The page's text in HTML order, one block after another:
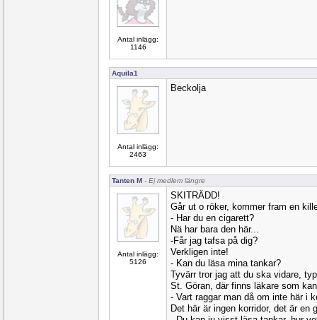
Antal inlägg:
1146
Aquila1
Antal inlägg:
2463
Beckolja
Tanten M - Ej medlem längre
Antal inlägg:
5126
SKITRÄDD!
Går ut o röker, kommer fram en
- Har du en cigarett?
Nä har bara den här...
-Får jag tafsa på dig?
Verkligen inte!
- Kan du läsa mina tankar?
Tyvärr tror jag att du ska vidare,
St. Göran, där finns läkare som
- Vart raggar man då om inte här i
Det här är ingen korridor, det är en